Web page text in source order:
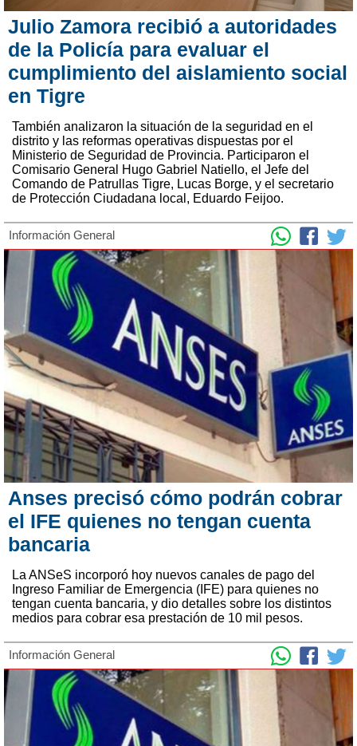
Julio Zamora recibió a autoridades
de la Policía para evaluar el
cumplimiento del aislamiento social
en Tigre
También analizaron la situación de la seguridad en el
distrito y las reformas operativas dispuestas por el
Ministerio de Seguridad de Provincia. Participaron el
Comisario General Hugo Gabriel Natiello, el Jefe del
Comando de Patrullas Tigre, Lucas Borge, y el secretario
de Protección Ciudadana local, Eduardo Feijoo.
Información General
Anses precisó cómo podrán cobrar
el IFE quienes no tengan cuenta
bancaria
La ANSeS incorporó hoy nuevos canales de pago del
Ingreso Familiar de Emergencia (IFE) para quienes no
tengan cuenta bancaria, y dio detalles sobre los distintos
medios para cobrar esa prestación de 10 mil pesos.
Información General